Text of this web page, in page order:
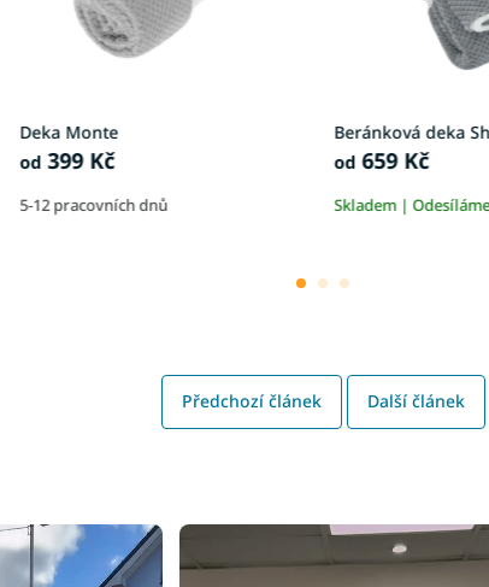
Deka Monte
od 399 Kč
5-12 pracovních dnů
Beránková deka
od 659 Kč
Skladem |
Předchozí článek Další článek